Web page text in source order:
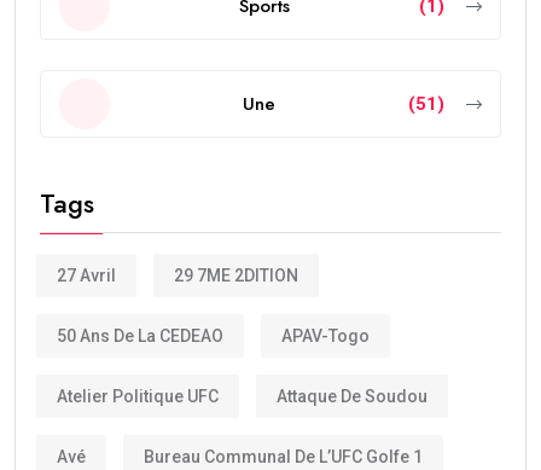
Sports (1)
Une (51)
Tags
27 Avril 29 7ME 2DITION
50 Ans De La CEDEAO APAV-Togo
Atelier Politique UFC Attaque De Soudou
Avé Bureau Communal De L’UFC Golfe 1